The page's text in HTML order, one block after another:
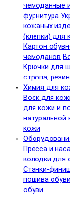
чемоданные
фурнитура
кожаных
(клепки) для
Картон
чемоданов
Крючки для
стропа,
Химия для
Воск для
для кожи и
натуральной
кожи
Пресса и
колодки для
Станки-
пошива обуви
обуви